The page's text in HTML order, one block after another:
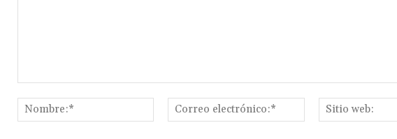
Nombre:*
Correo
electrónico:*